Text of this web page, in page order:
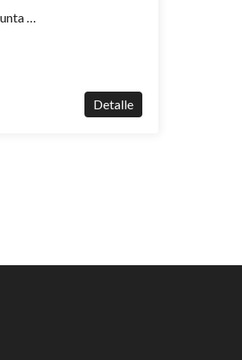
Casa en venta con cochera en barrio privado Punta del Este
Detalle